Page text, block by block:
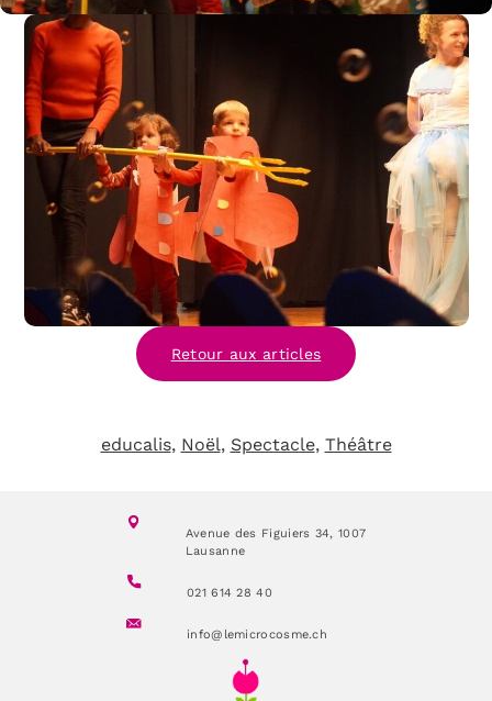
Retour aux articles
educalis, Noël, Spectacle, Théâtre
Avenue des Figuiers 34, 1007
Lausanne
021 614 28 40
info@lemicrocosme.ch